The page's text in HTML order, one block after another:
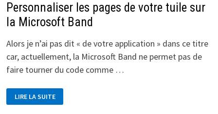
Personnaliser les pages de votre tuile sur
la Microsoft Band
Alors je n’ai pas dit « de votre application » dans ce titre
car, actuellement, la Microsoft Band ne permet pas de
faire tourner du code comme …
PERSONNALISER
LES
PAGES
LIRE LA SUITE